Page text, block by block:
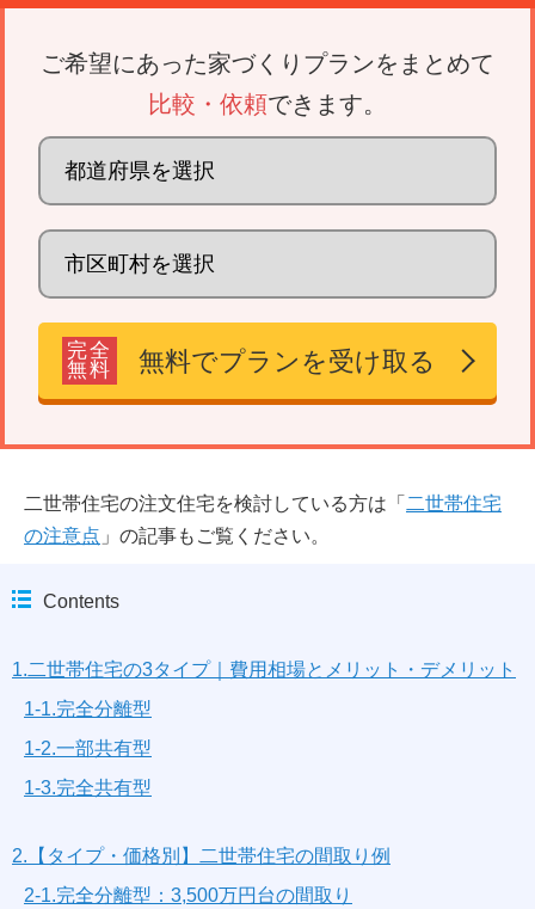
ご希望にあった家づくりプランをまとめて
比較・依頼できます。
完全
無料
無料でプランを受け取る
二世帯住宅の注文住宅を検討している方は「 二世帯住宅
の注意点 」の記事もご覧ください。
Contents
1.二世帯住宅の3タイプ｜費用相場とメリット・デメリット
1-1.完全分離型
1-2.一部共有型
1-3.完全共有型
2.【タイプ・価格別】二世帯住宅の間取り例
2-1.完全分離型：3,500万円台の間取り